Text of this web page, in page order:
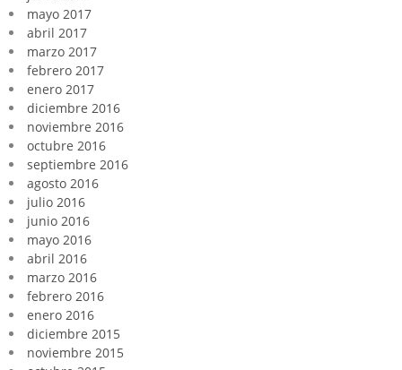
mayo 2017
abril 2017
marzo 2017
febrero 2017
enero 2017
diciembre 2016
noviembre 2016
octubre 2016
septiembre 2016
agosto 2016
julio 2016
junio 2016
mayo 2016
abril 2016
marzo 2016
febrero 2016
enero 2016
diciembre 2015
noviembre 2015